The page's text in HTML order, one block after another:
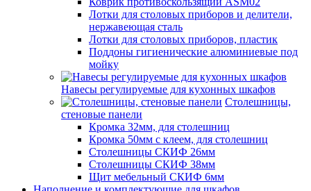
Лотки для столовых приборов и делители,
нержавеющая сталь
Лотки для столовых приборов, пластик
Поддоны гигиенические алюминиевые под
мойку
Навесы регулируемые для кухонных шкафов
Столешницы,
стеновые панели
Кромка 32мм, для столешниц
Кромка 50мм с клеем, для столешниц
Столешницы СКИФ 26мм
Столешницы СКИФ 38мм
Щит мебельный СКИФ 6мм